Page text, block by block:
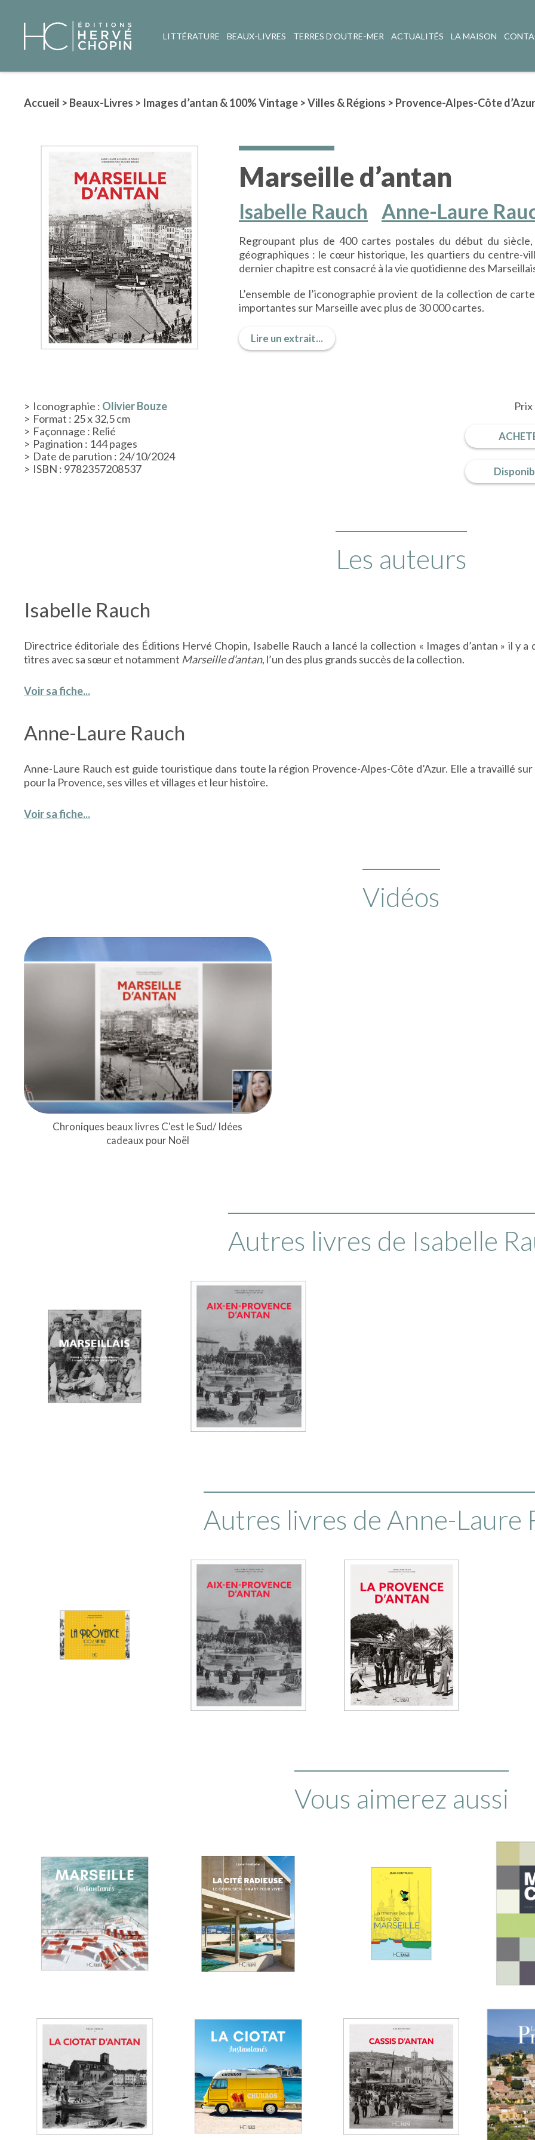
LITTÉRATURE BEAUX-LIVRES TERRES D’OUTRE-MER ACTUALITÉS LA MAISON
Accueil > Beaux-Livres > Images d’antan & 100% Vintage >Villes & Régions > Provence-Alpes-Côte d’Azur
Marseille d’antan
Isabelle Rauch Anne-Laure
Regroupant plus de 400 cartes postales du début du
géographiques : le cœur historique, les quartiers du centre-
dernier chapitre est consacré à la vie quotidienne des
L’ensemble de l’iconographie provient de la collection de
importantes sur Marseille avec plus de 30 000 cartes.
Lire un extrait...
Iconographie : Olivier Bouze
Format : 25 x 32,5 cm
Façonnage : Relié
Pagination : 144 pages
Date de parution : 24/10/2024
ISBN : 9782357208537
Prix
Les auteurs
Isabelle Rauch
Directrice éditoriale des Éditions Hervé Chopin, Isabelle Rauch a lancé la collection « Images d’antan » il y
titres avec sa sœur et notamment Marseille d’antan, l’un des plus grands succès de la collection.
Voir sa fiche...
Anne-Laure Rauch
Anne-Laure Rauch est guide touristique dans toute la région Provence-Alpes-Côte d’Azur. Elle a travaillé
pour la Provence, ses villes et villages et leur histoire.
Voir sa fiche...
Vidéos
Chroniques beaux livres C'est le Sud/ Idées
cadeaux pour Noël
Autres livres de Isabelle
Autres livres de Anne-Laure
Vous aimerez aussi